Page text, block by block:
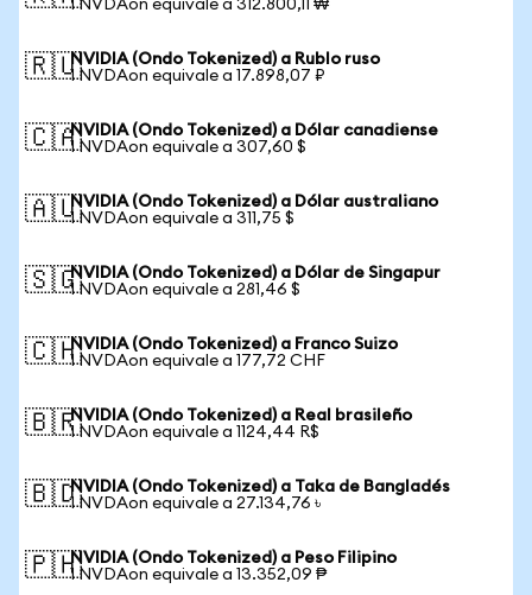
1 NVDAon equivale a 312.800,11 ₩
🇷🇺NVIDIA (Ondo Tokenized) a Rublo ruso
1 NVDAon equivale a 17.898,07 ₽
🇨🇦NVIDIA (Ondo Tokenized) a Dólar canadiense
1 NVDAon equivale a 307,60 $
🇦🇺NVIDIA (Ondo Tokenized) a Dólar australiano
1 NVDAon equivale a 311,75 $
🇸🇬NVIDIA (Ondo Tokenized) a Dólar de Singapur
1 NVDAon equivale a 281,46 $
🇨🇭NVIDIA (Ondo Tokenized) a Franco Suizo
1 NVDAon equivale a 177,72 CHF
🇧🇷NVIDIA (Ondo Tokenized) a Real brasileño
1 NVDAon equivale a 1124,44 R$
🇧🇩NVIDIA (Ondo Tokenized) a Taka de Bangladés
1 NVDAon equivale a 27.134,76 ৳
🇵🇭NVIDIA (Ondo Tokenized) a Peso Filipino
1 NVDAon equivale a 13.352,09 ₱